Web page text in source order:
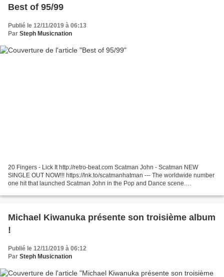
Best of 95/99
Publié le 12/11/2019 à 06:13
Par Steph Musicnation
20 Fingers - Lick It http://retro-beat.com Scatman John - Scatman NEW
SINGLE OUT NOW!!! https://lnk.to/scatmanhatman --- The worldwide number
one hit that launched Scatman John in the Pop and Dance scene.
Michael Kiwanuka présente son troisième album
!
Publié le 12/11/2019 à 06:12
Par Steph Musicnation